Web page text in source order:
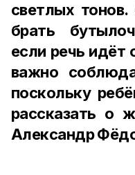
светлых
брать
если речь идёт
важно
поскольку
рассказать о
Александр